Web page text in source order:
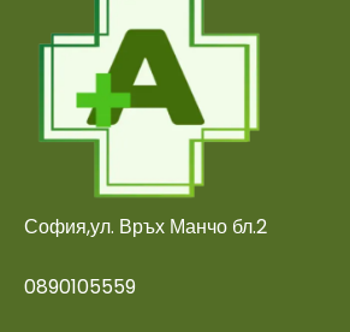
София,ул. Връх Манчо бл.2
0890105559